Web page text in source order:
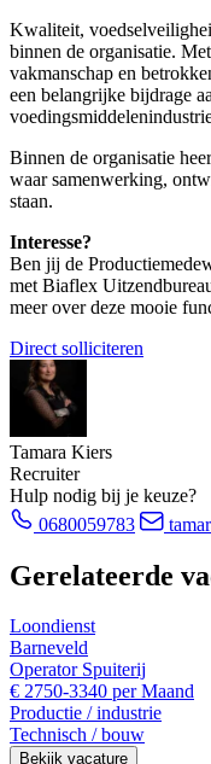
Kwaliteit,
binnen de organisatie.
vakmanschap en
een belangrijke bijdrage
Binnen de organisatie
waar samenwerking,
staan.
Interesse?
Ben jij de
met Biaflex
meer over deze mooie
Direct solliciteren
Tamara Kiers
Recruiter
Hulp nodig bij je keuze?
0680059783
Gerelateerde
Loondienst
Barneveld
Operator Spuiterij
€ 2750-3340 per Maand
Productie / industrie
Technisch / bouw
Bekijk vacature